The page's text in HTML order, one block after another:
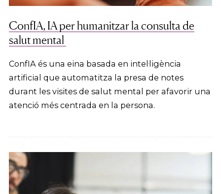
ConfIA, IA per humanitzar la consulta de
salut mental
ConfIA és una eina basada en intel·ligència
artificial que automatitza la presa de notes
durant les visites de salut mental per afavorir una
atenció més centrada en la persona.